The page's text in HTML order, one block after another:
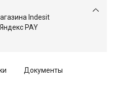
Indesit
PAY
Документы